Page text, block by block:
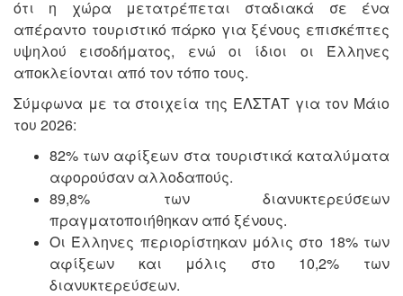
ότι η χώρα μετατρέπεται σταδιακά σε ένα
απέραντο τουριστικό πάρκο για ξένους επισκέπτες
υψηλού εισοδήματος, ενώ οι ίδιοι οι Έλληνες
αποκλείονται από τον τόπο τους.
Σύμφωνα με τα στοιχεία της ΕΛΣΤΑΤ για τον Μάιο
του 2026:
82% των αφίξεων στα τουριστικά καταλύματα
αφορούσαν αλλοδαπούς.
89,8% των διανυκτερεύσεων
πραγματοποιήθηκαν από ξένους.
Οι Έλληνες περιορίστηκαν μόλις στο 18% των
αφίξεων και μόλις στο 10,2% των
διανυκτερεύσεων.